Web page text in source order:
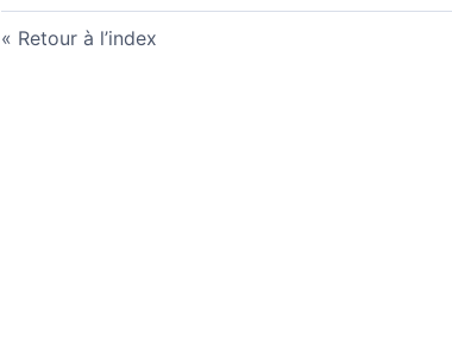
Retour à l’index